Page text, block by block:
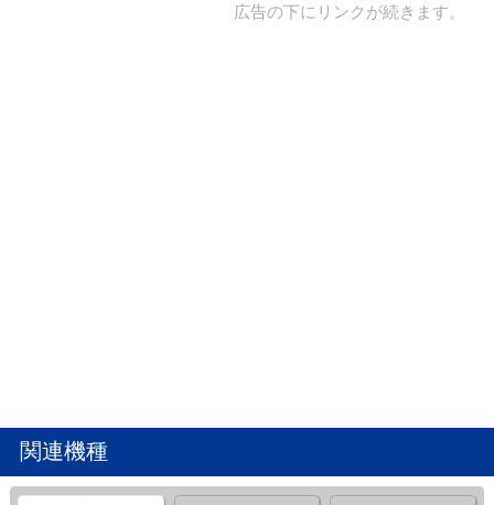
広告の下にリンクが続きます。
関連機種